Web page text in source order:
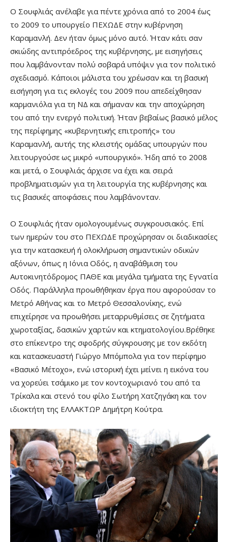
Ο Σουφλιάς ανέλαβε για πέντε χρόνια από το 2004 έως
το 2009 το υπουργείο ΠΕΧΩΔΕ στην κυβέρνηση
Καραμανλή. Δεν ήταν όμως μόνο αυτό. Ήταν κάτι σαν
σκιώδης αντιπρόεδρος της κυβέρνησης, με εισηγήσεις
που λαμβάνονταν πολύ σοβαρά υπόψιν για τον πολιτικό
σχεδιασμό. Κάποιοι μάλιστα του χρέωσαν και τη βασική
εισήγηση για τις εκλογές του 2009 που απεδείχθησαν
καρμανιόλα για τη ΝΔ και σήμαναν και την αποχώρηση
του από την ενεργό πολιτική. Ήταν βεβαίως βασικό μέλος
της περίφημης «κυβερνητικής επιτροπής» του
Καραμανλή, αυτής της κλειστής ομάδας υπουργών που
λειτουργούσε ως μικρό «υπουργικό». Ήδη από το 2008
και μετά, ο Σουφλιάς άρχισε να έχει και σειρά
προβληματισμών για τη λειτουργία της κυβέρνησης και
τις βασικές αποφάσεις που λαμβάνονταν.
Ο Σουφλιάς ήταν ομολογουμένως συγκρουσιακός. Επί
των ημερών του στο ΠΕΧΩΔΕ προχώρησαν οι διαδικασίες
για την κατασκευή ή ολοκλήρωση σημαντικών οδικών
αξόνων, όπως η Ιόνια Οδός, η αναβάθμιση του
Αυτοκινητόδρομος ΠΑΘΕ και μεγάλα τμήματα της Εγνατία
Οδός. Παράλληλα προωθήθηκαν έργα που αφορούσαν το
Μετρό Αθήνας και το Μετρό Θεσσαλονίκης, ενώ
επιχείρησε να προωθήσει μεταρρυθμίσεις σε ζητήματα
χωροταξίας, δασικών χαρτών και κτηματολογίου.Βρέθηκε
στο επίκεντρο της σφοδρής σύγκρουσης με τον εκδότη
και κατασκευαστή Γιώργο Μπόμπολα για τον περίφημο
«Βασικό Μέτοχο», ενώ ιστορική έχει μείνει η εικόνα του
να χορεύει τσάμικο με τον κοντοχωριανό του από τα
Τρίκαλα και στενό του φίλο Σωτήρη Χατζηγάκη και τον
ιδιοκτήτη της ΕΛΛΑΚΤΩΡ Δημήτρη Κούτρα.